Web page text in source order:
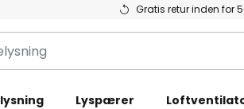
Gratis retur inden for
Lyspærer